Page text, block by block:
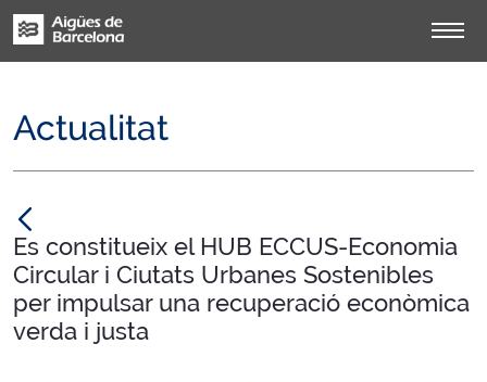
Actualitat
Es constitueix el HUB ECCUS-Economia
Circular i Ciutats Urbanes Sostenibles
per impulsar una recuperació econòmica
verda i justa